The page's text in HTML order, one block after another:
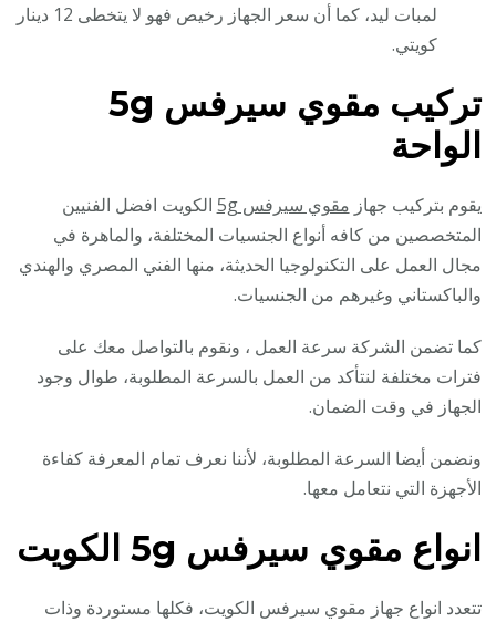
لمبات ليد، كما أن سعر الجهاز رخيص فهو لا يتخطى 12 دينار
كويتي.
تركيب مقوي سيرفس 5g
الواحة
يقوم بتركيب جهاز مقوي سيرفس 5g
الكويت افضل الفنيين
المتخصصين من كافه أنواع الجنسيات المختلفة، والماهرة في
مجال العمل على التكنولوجيا الحديثة، منها الفني المصري والهندي
والباكستاني وغيرهم من الجنسيات.
كما تضمن الشركة سرعة العمل ، ونقوم بالتواصل معك على
فترات مختلفة لنتأكد من العمل بالسرعة المطلوبة، طوال وجود
الجهاز في وقت الضمان.
ونضمن أيضا السرعة المطلوبة، لأننا نعرف تمام المعرفة كفاءة
الأجهزة التي نتعامل معها.
انواع مقوي سيرفس 5g الكويت
تتعدد انواع جهاز مقوي سيرفس الكويت، فكلها مستوردة وذات